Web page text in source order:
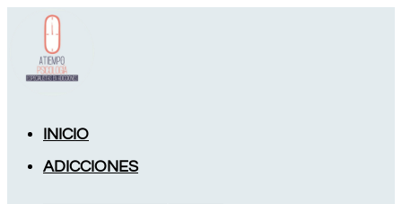
contenido
INICIO
ADICCIONES